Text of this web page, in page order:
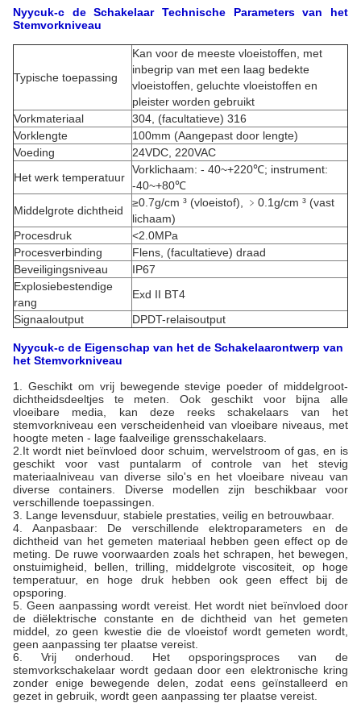
Nyycuk-c de Schakelaar Technische Parameters van het
Stemvorkniveau
Typische toepassing
Kan voor de meeste vloeistoffen, met
inbegrip van met een laag bedekte
vloeistoffen, geluchte vloeistoffen en
pleister worden gebruikt
Vorkmateriaal
304, (facultatieve) 316
Vorklengte
100mm (Aangepast door lengte)
Voeding
24VDC, 220VAC
Het werk temperatuur
Vorklichaam: - 40~+220℃; instrument:
-40~+80℃
Middelgrote dichtheid
≥0.7g/cm ³ (vloeistof), ﹥0.1g/cm ³ (vast
lichaam)
Procesdruk
<2.0MPa
Procesverbinding
Flens, (facultatieve) draad
Beveiligingsniveau
IP67
Explosiebestendige
rang
Exd II BT4
Signaaloutput
DPDT-relaisoutput
Nyycuk-c de Eigenschap van het de Schakelaarontwerp van
het Stemvorkniveau
1. Geschikt om vrij bewegende stevige poeder of middelgroot-
dichtheidsdeeltjes te meten. Ook geschikt voor bijna alle
vloeibare media, kan deze reeks schakelaars van het
stemvorkniveau een verscheidenheid van vloeibare niveaus, met
hoogte meten - lage faalveilige grensschakelaars.
2.It wordt niet beïnvloed door schuim, wervelstroom of gas, en is
geschikt voor vast puntalarm of controle van het stevig
materiaalniveau van diverse silo's en het vloeibare niveau van
diverse containers. Diverse modellen zijn beschikbaar voor
verschillende toepassingen.
3. Lange levensduur, stabiele prestaties, veilig en betrouwbaar.
4. Aanpasbaar: De verschillende elektroparameters en de
dichtheid van het gemeten materiaal hebben geen effect op de
meting. De ruwe voorwaarden zoals het schrapen, het bewegen,
onstuimigheid, bellen, trilling, middelgrote viscositeit, op hoge
temperatuur, en hoge druk hebben ook geen effect bij de
opsporing.
5. Geen aanpassing wordt vereist. Het wordt niet beïnvloed door
de diëlektrische constante en de dichtheid van het gemeten
middel, zo geen kwestie die de vloeistof wordt gemeten wordt,
geen aanpassing ter plaatse vereist.
6. Vrij onderhoud. Het opsporingsproces van de
stemvorkschakelaar wordt gedaan door een elektronische kring
zonder enige bewegende delen, zodat eens geïnstalleerd en
gezet in gebruik, wordt geen aanpassing ter plaatse vereist.